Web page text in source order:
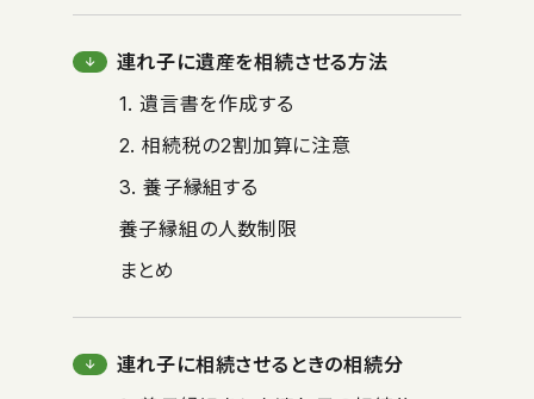
連れ子に遺産を相続させる方法
1. 遺言書を作成する
2. 相続税の2割加算に注意
3. 養子縁組する
養子縁組の人数制限
まとめ
連れ子に相続させるときの相続分